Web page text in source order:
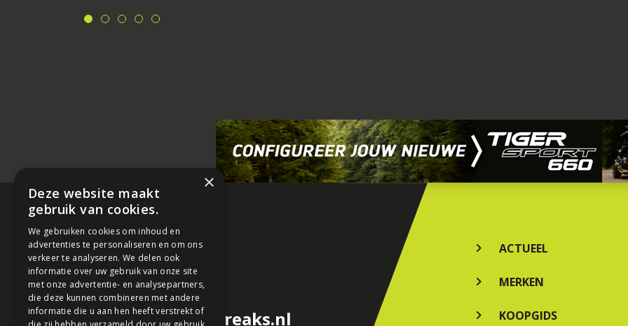
redactie@motorfreaks.nl
ACTUEEL
MERKEN
KOOPGIDS
×
Deze website maakt
gebruik van cookies.
We gebruiken cookies om inhoud en
advertenties te personaliseren en om ons
verkeer te analyseren. We delen ook
informatie over uw gebruik van onze site
met onze advertentie- en analysepartners,
die deze kunnen combineren met andere
informatie die u aan hen heeft verstrekt of